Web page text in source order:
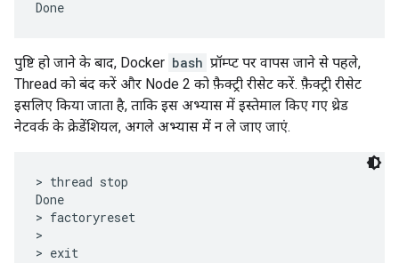
पुष्टि हो जाने के बाद, Docker bash प्रॉम्प्ट पर वापस जाने से पहले,
Thread को बंद करें और Node 2 को फ़ैक्ट्री रीसेट करें. फ़ैक्ट्री रीसेट
इसलिए किया जाता है, ताकि इस अभ्यास में इस्तेमाल किए गए थ्रेड
नेटवर्क के क्रेडेंशियल, अगले अभ्यास में न ले जाए जाएं.
> thread stop
Done
> factoryreset
>
> exit